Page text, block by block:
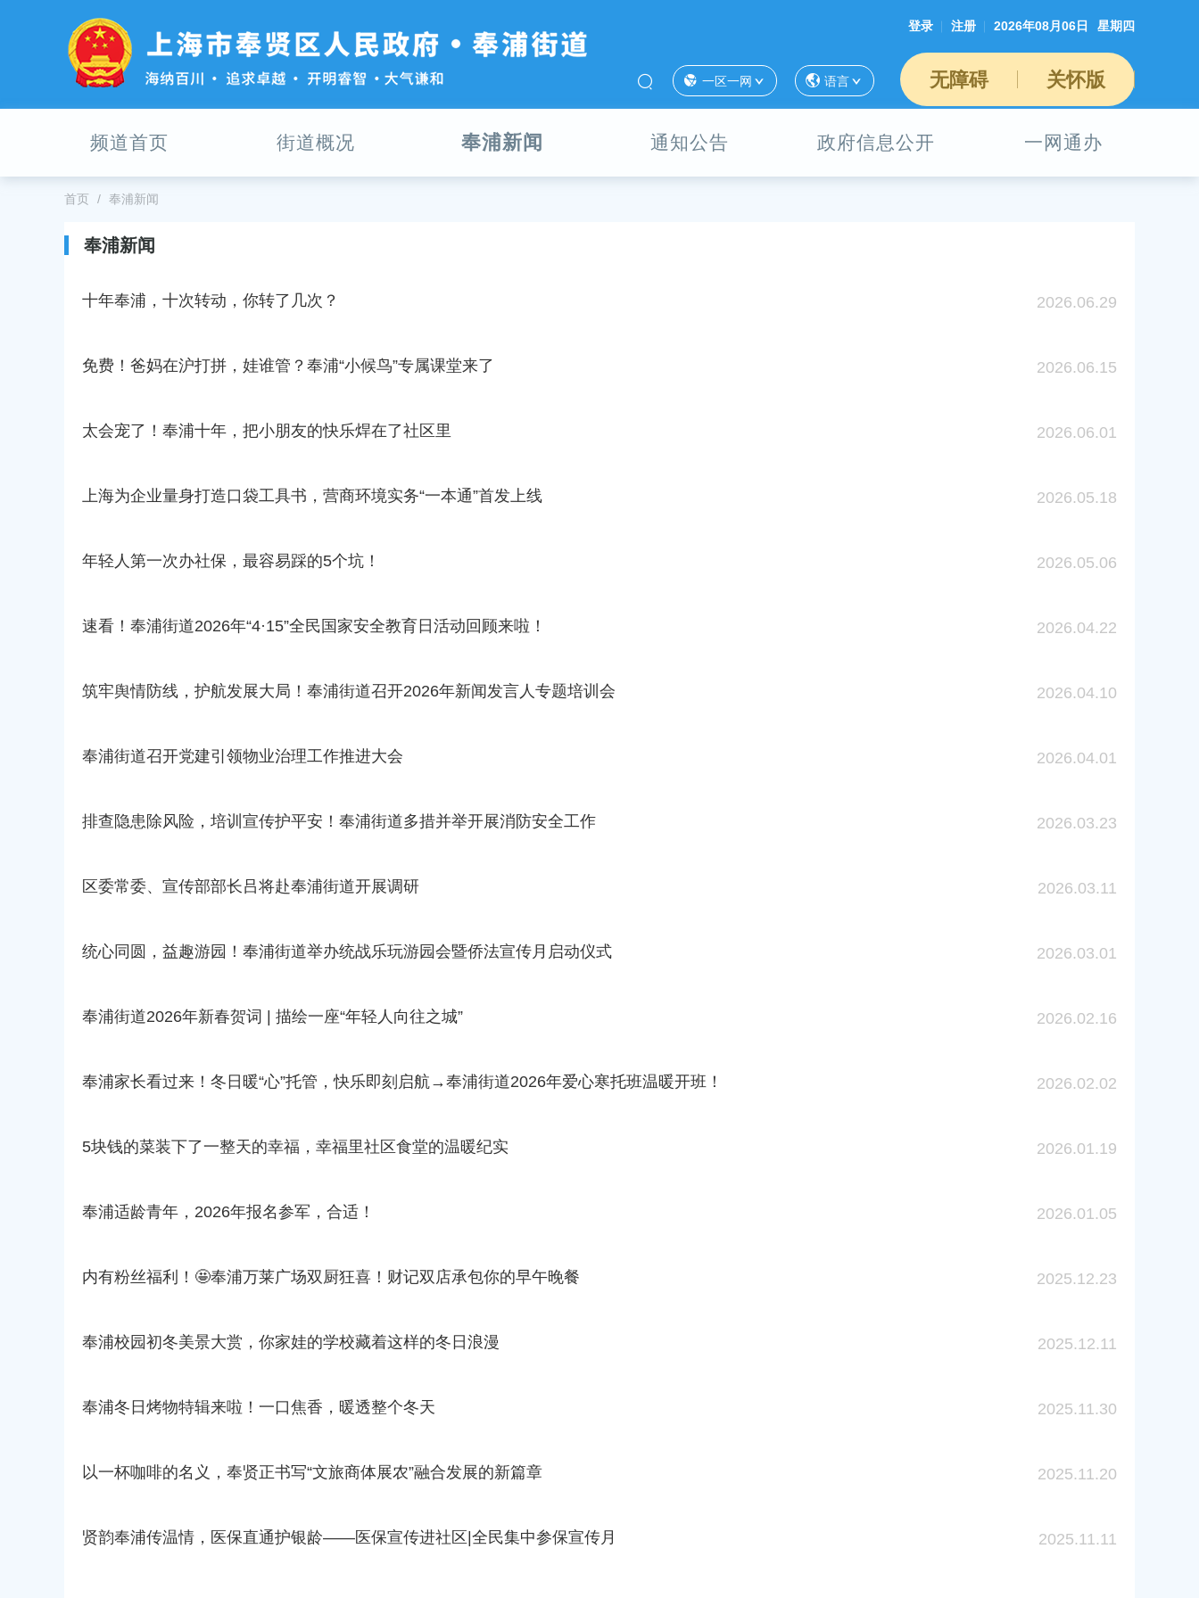
到
登录 注册 2026年08月06日 星期四
无障碍 关怀版
一区一网 语言
频道首页 街道概况 奉浦新闻 通知公告 政府信息公开 一网通办
首页 奉浦新闻
奉浦新闻
十年奉浦，十次转动，你转了几次？ 2026.06.29
免费！爸妈在沪打拼，娃谁管？奉浦“小候鸟”专属课堂来了 2026.06.15
太会宠了！奉浦十年，把小朋友的快乐焊在了社区里 2026.06.01
上海为企业量身打造口袋工具书，营商环境实务“一本通”首发上线 2026.05.18
年轻人第一次办社保，最容易踩的5个坑！ 2026.05.06
速看！奉浦街道2026年“4·15”全民国家安全教育日活动回顾来啦！ 2026.04.22
筑牢舆情防线，护航发展大局！奉浦街道召开2026年新闻发言人专题培训会 2026.04.10
奉浦街道召开党建引领物业治理工作推进大会 2026.04.01
排查隐患除风险，培训宣传护平安！奉浦街道多措并举开展消防安全工作 2026.03.23
区委常委、宣传部部长吕将赴奉浦街道开展调研 2026.03.11
统心同圆，益趣游园！奉浦街道举办统战乐玩游园会暨侨法宣传月启动仪式 2026.03.01
奉浦街道2026年新春贺词 | 描绘一座“年轻人向往之城” 2026.02.16
奉浦家长看过来！冬日暖“心”托管，快乐即刻启航→奉浦街道2026年爱心寒托班温暖开班！ 2026.02.02
5块钱的菜装下了一整天的幸福，幸福里社区食堂的温暖纪实 2026.01.19
奉浦适龄青年，2026年报名参军，合适！ 2026.01.05
内有粉丝福利！🤩奉浦万莱广场双厨狂喜！财记双店承包你的早午晚餐 2025.12.23
奉浦校园初冬美景大赏，你家娃的学校藏着这样的冬日浪漫 2025.12.11
奉浦冬日烤物特辑来啦！一口焦香，暖透整个冬天 2025.11.30
以一杯咖啡的名义，奉贤正书写“文旅商体展农”融合发展的新篇章 2025.11.20
贤韵奉浦传温情，医保直通护银龄——医保宣传进社区|全民集中参保宣传月 2025.11.11